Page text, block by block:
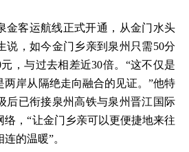
金客运航线正式开通，从金门水头
说，如今金门乡亲到泉州只需50分
，与过去相差近30倍。“这不仅是
两岸从隔绝走向融合的见证。”他特
后已衔接泉州高铁与泉州晋江国际
，“让金门乡亲可以更便捷地来往
的温暖”。